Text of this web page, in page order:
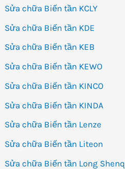
Sửa chữa Biến tần KCLY
Sửa chữa Biến tần KDE
Sửa chữa Biến tần KEB
Sửa chữa Biến tần KEWO
Sửa chữa Biến tần KINCO
Sửa chữa Biến tần KINDA
Sửa chữa Biến tần Lenze
Sửa chữa Biến tần Liteon
Sửa chữa Biến tần Long Shenq